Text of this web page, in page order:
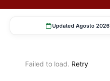
Updated Agosto 2026
Failed to load. Retry